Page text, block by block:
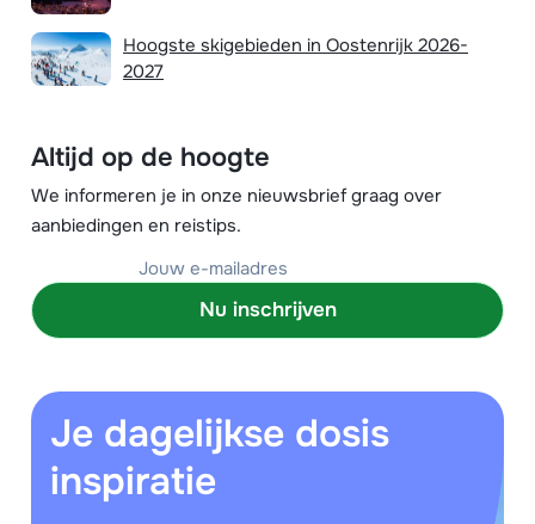
Hoogste skigebieden in Oostenrijk 2026-
2027
Altijd op de hoogte
We informeren je in onze nieuwsbrief graag over
aanbiedingen en reistips.
Nu inschrijven
Je dagelijkse dosis
inspiratie